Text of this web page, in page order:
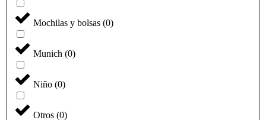
Mochilas y bolsas (0)
Munich (0)
Niño (0)
Otros (0)